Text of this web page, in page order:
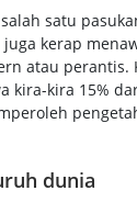
satu
kerap
atau perantis.
kira-kira 15%
dunia